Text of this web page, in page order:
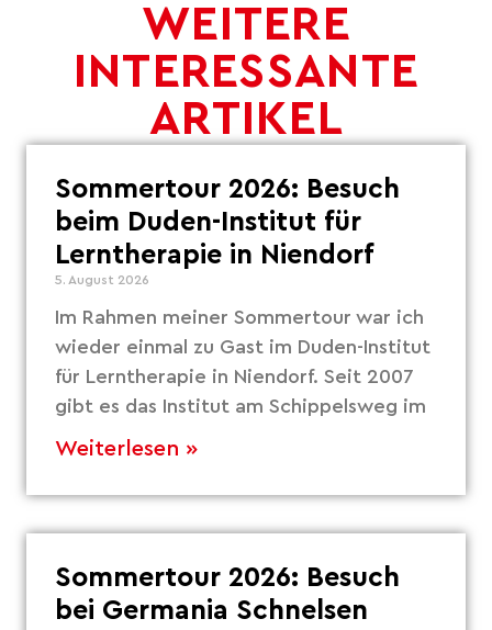
WEITERE
INTERESSANTE
ARTIKEL
Sommertour 2026: Besuch
beim Duden-Institut für
Lerntherapie in Niendorf
5. August 2026
Im Rahmen meiner Sommertour war ich
wieder einmal zu Gast im Duden-Institut
für Lerntherapie in Niendorf. Seit 2007
gibt es das Institut am Schippelsweg im
Weiterlesen »
Sommertour 2026: Besuch
bei Germania Schnelsen